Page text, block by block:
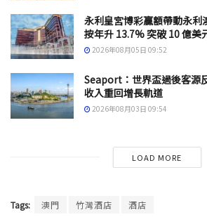
永利皇宮博彩贏額帶動永
按年升 13.7% 突破 10 億美
2026年08月05日 09:52
Seaport：世界盃過後客源
收入重回增長軌道
2026年08月03日 09:54
LOAD MORE
Tags: 澳門 竹灣酒店 酒店